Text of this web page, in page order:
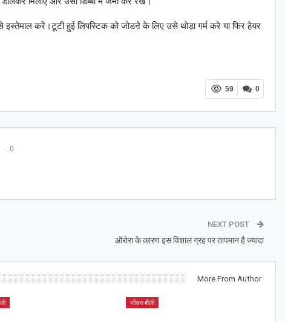
करें।टूटी हुई लिपस्टिक को जोडऩे के लिए उसे थोड़ा गर्म करे या फिर हेयर
0
59
0
NEXT POST
ऑरोरा के कारण इस विशाल ग्रह पर तापमान है ज्यादा
More From Author
जीवन-शैली